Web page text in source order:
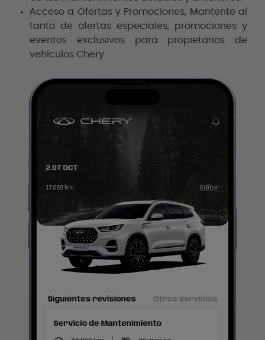
Acceso a Ofertas y Promociones, Mantente al
tanto de ofertas especiales, promociones y
eventos exclusivos para propietarios de
vehículos Chery.